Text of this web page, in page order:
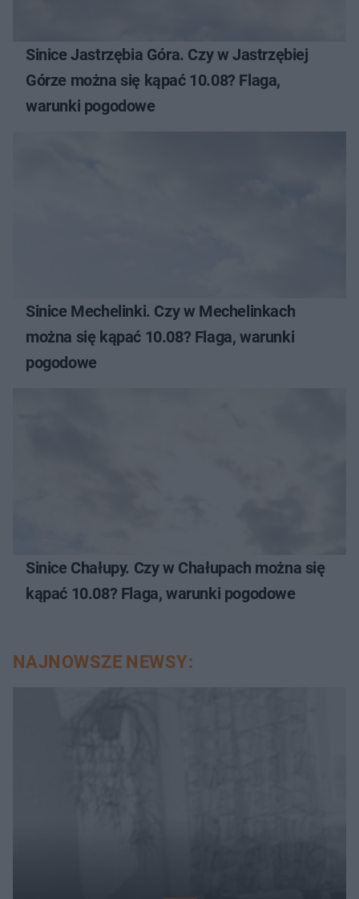
Sinice Jastrzębia Góra. Czy w Jastrzębiej
Górze można się kąpać 10.08? Flaga,
warunki pogodowe
Sinice Mechelinki. Czy w Mechelinkach
można się kąpać 10.08? Flaga, warunki
pogodowe
Sinice Chałupy. Czy w Chałupach można się
kąpać 10.08? Flaga, warunki pogodowe
NAJNOWSZE NEWSY: